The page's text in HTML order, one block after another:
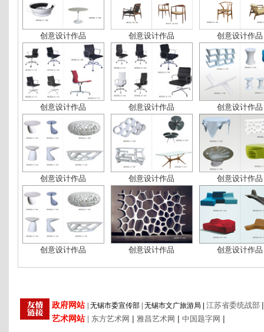
创意设计作品 创意设计作品 创意设计作品
创意设计作品 创意设计作品 创意设计作品
创意设计作品 创意设计作品 创意设计作品
创意设计作品 创意设计作品 创意设计作品
政府网站 无锡市委宣传部 无锡市文广旅游局 江苏省委统战部 |
艺术网站
东方艺术网 | 雅昌艺术网 | 中国题字网 |